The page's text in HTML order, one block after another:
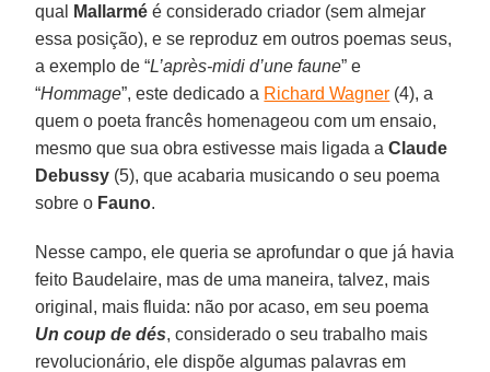
qual
Mallarméé considerado criador (sem almejar
essa posição), e se reproduz em outros poemas seus,
a exemplo de “L’après-midi d’une faune” e
“Hommage”, este dedicado a Richard Wagner (4), a
quem o poeta francês homenageou com um ensaio,
mesmo que sua obra estivesse mais ligada aClaude
Debussy (5), que acabaria musicando o seu poema
sobre o Fauno.
Nesse campo, ele queria se aprofundar o que já havia
feito Baudelaire, mas de uma maneira, talvez, mais
original, mais fluida: não por acaso, em seu poema
Un coup de dés, considerado o seu trabalho mais
revolucionário, ele dispõe algumas palavras em